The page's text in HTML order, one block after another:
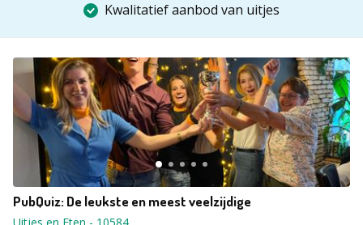
Kwalitatief aanbod van uitjes
PubQuiz: De leukste en meest veelzijdige